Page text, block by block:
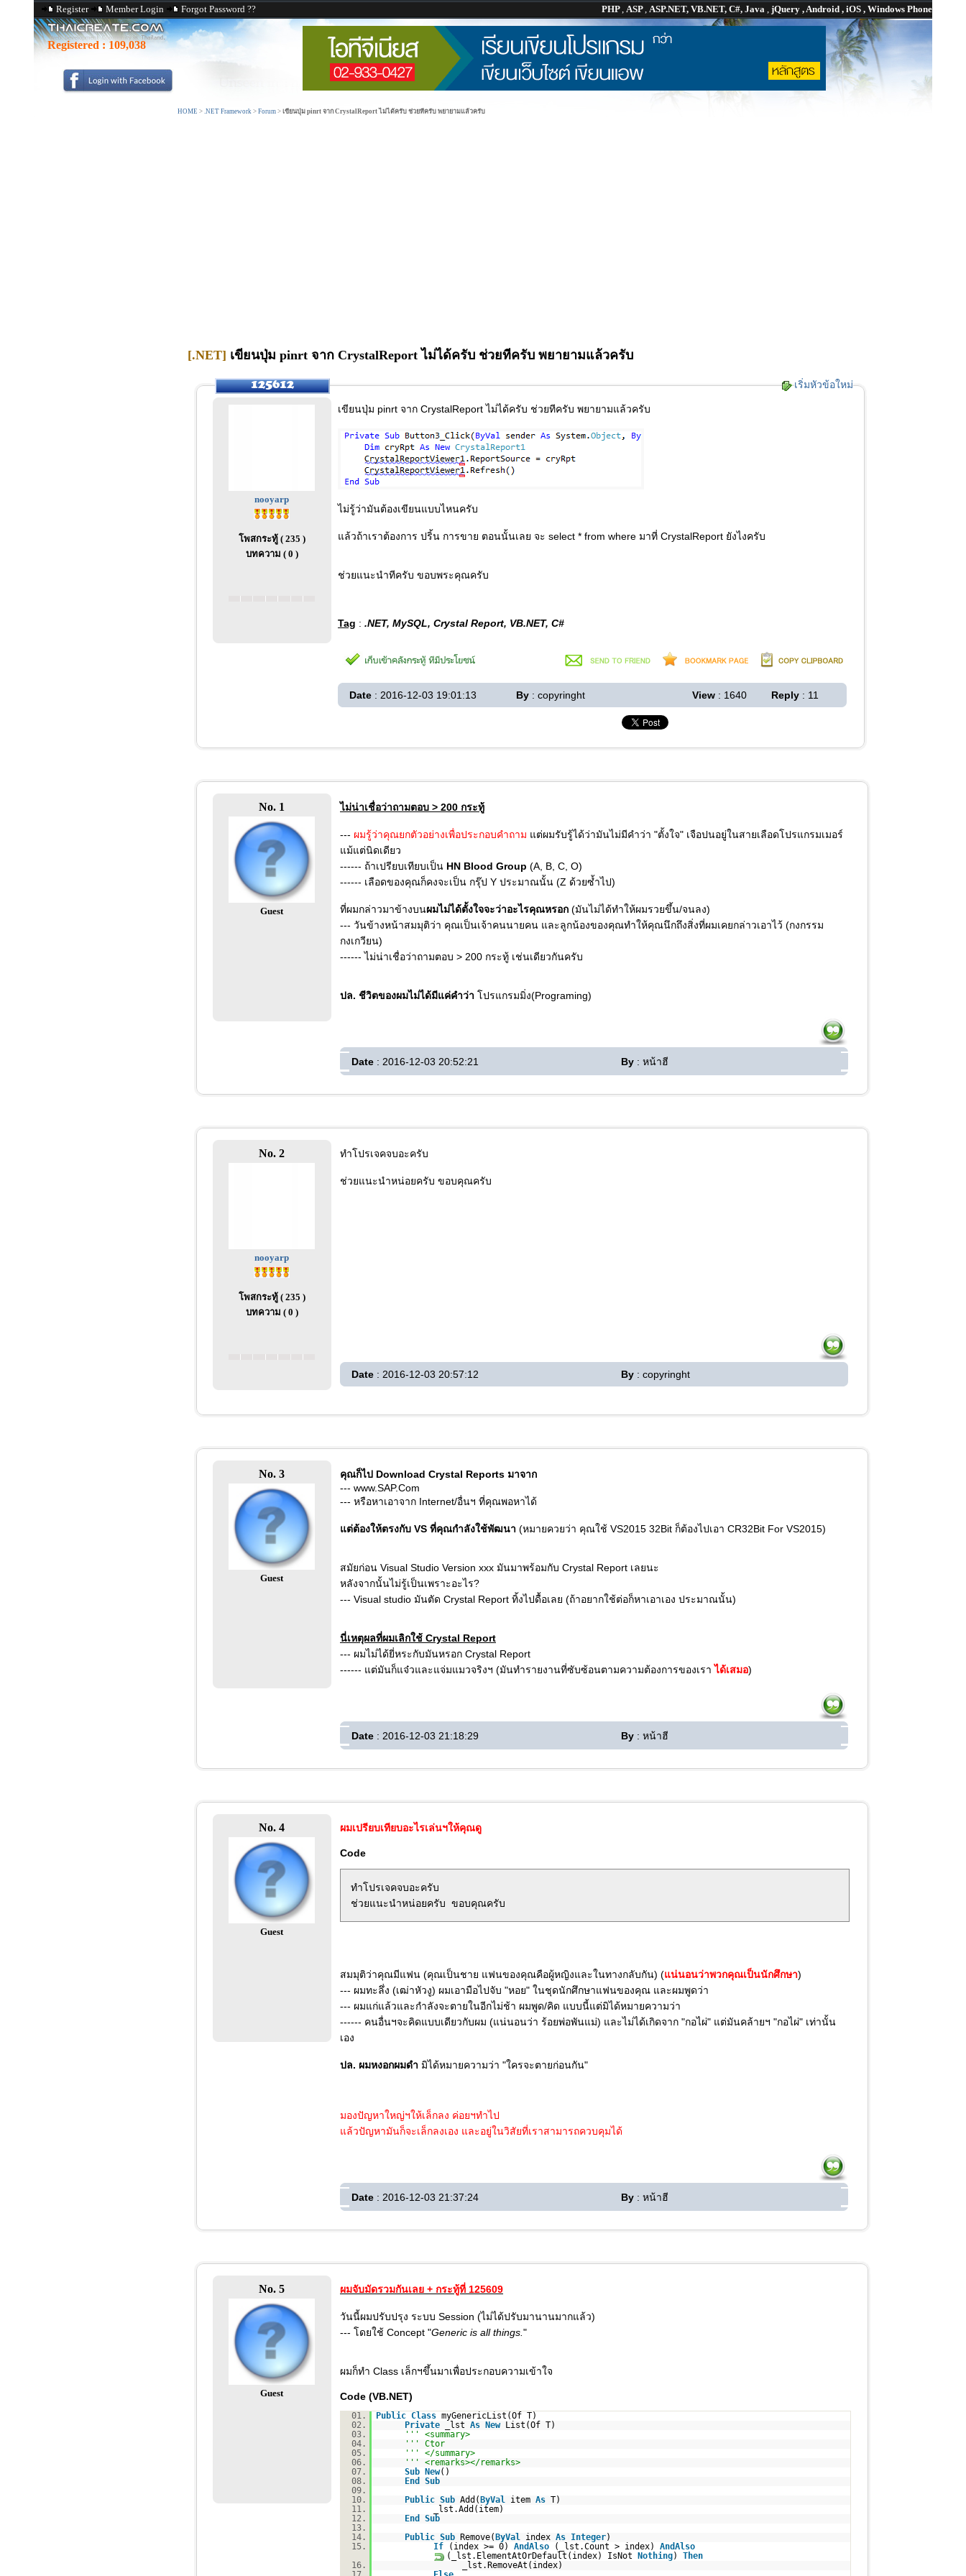
Register Member Login Forgot Password ?? PHP, ASP, ASP.NET, VB.NET, C#, Java , jQuery , Android , iOS , Windows Phone
Registered : 109,038
HOME > .NET Framework > Forum > เขียนปุ่ม pinrt จาก CrystalReport ไม่ได้ครับ ช่วยทีครับ พยายามแล้วครับ
[.NET] เขียนปุ่ม pinrt จาก CrystalReport ไม่ได้ครับ ช่วยทีครับ พยายามแล้วครับ
เริ่มหัวข้อใหม่
nooyarp
โพสกระทู้ ( 235 )
บทความ ( 0 )
เขียนปุ่ม pinrt จาก CrystalReport ไม่ได้ครับ ช่วยทีครับ พยายามแล้วครับ
ไม่รู้ว่ามันต้องเขียนแบบไหนครับ
แล้วถ้าเราต้องการ ปริ้น การขาย ตอนนั้นเลย จะ select * from where มาที่ CrystalReport ยังไงครับ
ช่วยแนะนำทีครับ ขอบพระคุณครับ
Tag : .NET, MySQL, Crystal Report, VB.NET, C#
Date : 2016-12-03 19:01:13 By : copyringht View : 1640 Reply : 11
No. 1
Guest
ไม่น่าเชื่อว่าถามตอบ > 200 กระทู้
--- ผมรู้ว่าคุณยกตัวอย่างเพื่อประกอบคำถาม แต่ผมรับรู้ได้ว่ามันไม่มีคำว่า "ตั้งใจ" เจือปนอยู่ในสายเลือดโปรแกรมเมอร์
แม้แต่นิดเดียว
------ ถ้าเปรียบเทียบเป็น HN Blood Group (A, B, C, O)
------ เลือดของคุณก็คงจะเป็น กรุ๊ป Y ประมาณนั้น (Z ด้วยซ้ำไป)
ที่ผมกล่าวมาข้างบนผมไม่ได้ตั้งใจจะว่าอะไรคุณหรอก (มันไม่ได้ทำให้ผมรวยขึ้น/จนลง)
--- วันข้างหน้าสมมุติว่า คุณเป็นเจ้าคนนายคน และลูกน้องของคุณทำให้คุณนึกถึงสิ่งที่ผมเคยกล่าวเอาไว้ (กงกรรม
กงเกวียน)
------ ไม่น่าเชื่อว่าถามตอบ > 200 กระทู้ เช่นเดียวกันครับ
ปล. ชีวิตของผมไม่ได้มีแค่คำว่า โปรแกรมมิ่ง(Programing)
Date : 2016-12-03 20:52:21 By : หน้าฮี
No. 2
nooyarp
โพสกระทู้ ( 235 )
บทความ ( 0 )
ทำโปรเจคจบอะครับ
ช่วยแนะนำหน่อยครับ ขอบคุณครับ
Date : 2016-12-03 20:57:12 By : copyringht
No. 3
Guest
คุณก็ไป Download Crystal Reports มาจาก
--- www.SAP.Com
--- หรือหาเอาจาก Internet/อื่นฯ ที่คุณพอหาได้
แต่ต้องให้ตรงกับ VS ที่คุณกำลังใช้พัฒนา (หมายควยว่า คุณใช้ VS2015 32Bit ก็ต้องไปเอา CR32Bit For VS2015)
สมัยก่อน Visual Studio Version xxx มันมาพร้อมกับ Crystal Report เลยนะ
หลังจากนั้นไม่รู้เป็นเพราะอะไร?
--- Visual studio มันตัด Crystal Report ทิ้งไปดื้อเลย (ถ้าอยากใช้ต่อก็หาเอาเอง ประมาณนั้น)
นี่เหตุผลที่ผมเลิกใช้ Crystal Report
--- ผมไม่ได้ยี่หระกับมันหรอก Crystal Report
------ แต่มันก็แจ๋วและแจ่มแมวจริงฯ (มันทำรายงานที่ซับซ้อนตามความต้องการของเราได้เสมอ)
Date : 2016-12-03 21:18:29 By : หน้าฮี
No. 4
Guest
ผมเปรียบเทียบอะไรเล่นฯให้คุณดู
Code
ทำโปรเจคจบอะครับ
สมมุติว่าคุณมีแฟน (คุณเป็นชาย แฟนของคุณคือผู้หญิงและในทางกลับกัน) (แน่นอนว่าพวกคุณเป็นนักศึกษา)
--- ผมทะลึ่ง (เฒ่าหัวงู) ผมเอามือไปจับ "หอย" ในชุดนักศึกษาแฟนของคุณ และผมพูดว่า
--- ผมแก่แล้วและกำลังจะตายในอีกไม่ช้า ผมพูด/คิด แบบนี้แต่มิได้หมายความว่า
------ คนอื่นฯจะคิดแบบเดียวกับผม (แน่นอนว่า ร้อยพ่อพันแม่) และไม่ได้เกิดจาก "กอไผ่" แต่มันคล้ายฯ "กอไผ่" เท่านั้น
เอง
ปล. ผมหงอกผมดำ มิได้หมายความว่า "ใครจะตายก่อนกัน"
มองปัญหาใหญ่ฯให้เล็กลง ค่อยฯทำไป
แล้วปัญหามันก็จะเล็กลงเอง และอยู่ในวิสัยที่เราสามารถควบคุมได้
Date : 2016-12-03 21:37:24 By : หน้าฮี
No. 5
Guest
ผมจับมัดรวมกันเลย + กระทู้ที่ 125609
วันนี้ผมปรับปรุง ระบบ Session (ไม่ได้ปรับมานานมากแล้ว)
--- โดยใช้ Concept "Generic is all things. "
ผมก็ทำ Class เล็กฯขึ้นมาเพื่อประกอบความเข้าใจ
Code (VB.NET)
01. Public Class myGenericList(Of T)
02.
Private _lst As New
List(Of T)
03.
''' <summary>
04.
''' Ctor
05.
''' </summary>
06.
''' <remarks></remarks>
07.
Sub New()
08.
End
Sub
09.
10.
Public Sub Add( ByVal item As T)
11.
_lst.Add(item)
12.
End
Sub
13.
14.
Public Sub Remove( ByVal index As Integer)
15.
If (index >= 0) AndAlso (_lst.Count > index) AndAlso
(_lst.ElementAtOrDefault(index) IsNot
Nothing) Then
16.
_lst.RemoveAt(index)